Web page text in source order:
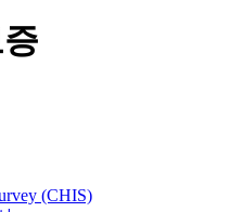
(CHIS)